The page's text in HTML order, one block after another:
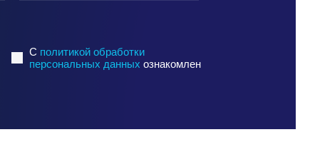
C политикой обработки
персональных данных ознакомлен